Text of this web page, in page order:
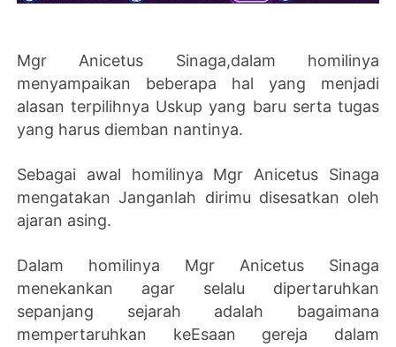
Mgr Anicetus Sinaga,dalam homilinya
menyampaikan beberapa hal yang menjadi
alasan terpilihnya Uskup yang baru serta tugas
yang harus diemban nantinya.
Sebagai awal homilinya Mgr Anicetus Sinaga
mengatakan Janganlah dirimu disesatkan oleh
ajaran asing.
Dalam homilinya Mgr Anicetus Sinaga
menekankan agar selalu dipertaruhkan
sepanjang sejarah adalah bagaimana
mempertaruhkan keEsaan gereja dalam